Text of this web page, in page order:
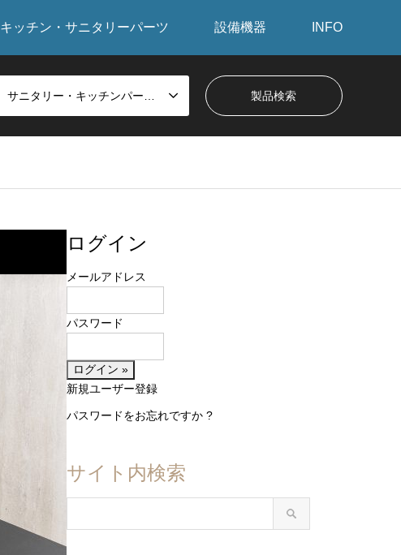
キッチン・サニタリーパーツ 設備機器 INFO
ログイン
メールアドレス
パスワード
新規ユーザー登録
パスワードをお忘れですか ?
サイト内検索